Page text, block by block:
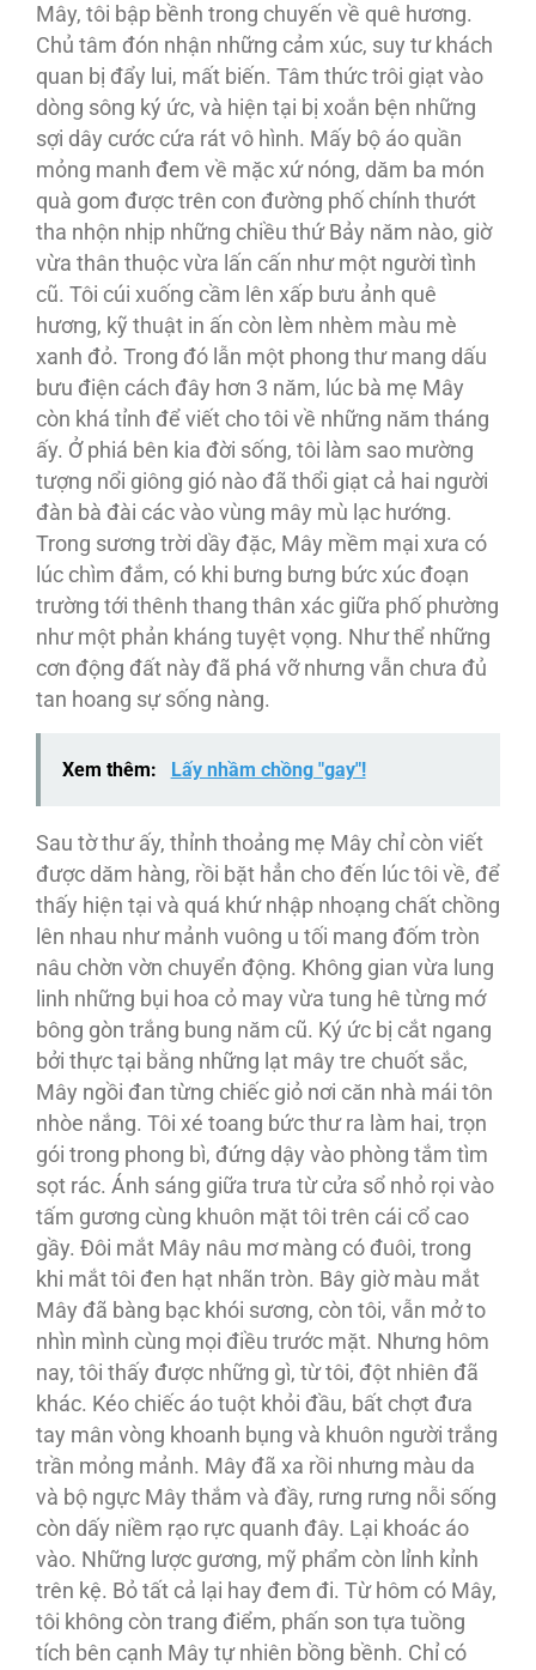
Mây, tôi bập bềnh trong chuyến về quê hương.
Chủ tâm đón nhận những cảm xúc, suy tư khách
quan bị đẩy lui, mất biến. Tâm thức trôi giạt vào
dòng sông ký ức, và hiện tại bị xoắn bện những
sợi dây cước cứa rát vô hình. Mấy bộ áo quần
mỏng manh đem về mặc xứ nóng, dăm ba món
quà gom được trên con đường phố chính thướt
tha nhộn nhịp những chiều thứ Bảy năm nào, giờ
vừa thân thuộc vừa lấn cấn như một người tình
cũ. Tôi cúi xuống cầm lên xấp bưu ảnh quê
hương, kỹ thuật in ấn còn lèm nhèm màu mè
xanh đỏ. Trong đó lẫn một phong thư mang dấu
bưu điện cách đây hơn 3 năm, lúc bà mẹ Mây
còn khá tỉnh để viết cho tôi về những năm tháng
ấy. Ở phiá bên kia đời sống, tôi làm sao mường
tượng nổi giông gió nào đã thổi giạt cả hai người
đàn bà đài các vào vùng mây mù lạc hướng.
Trong sương trời dầy đặc, Mây mềm mại xưa có
lúc chìm đắm, có khi bưng bưng bức xúc đoạn
trường tới thênh thang thân xác giữa phố phường
như một phản kháng tuyệt vọng. Như thể những
cơn động đất này đã phá vỡ nhưng vẫn chưa đủ
tan hoang sự sống nàng.
Xem thêm: Lấy nhầm chồng "gay"!
Sau tờ thư ấy, thỉnh thoảng mẹ Mây chỉ còn viết
được dăm hàng, rồi bặt hẳn cho đến lúc tôi về, để
thấy hiện tại và quá khứ nhập nhoạng chất chồng
lên nhau như mảnh vuông u tối mang đốm tròn
nâu chờn vờn chuyển động. Không gian vừa lung
linh những bụi hoa cỏ may vừa tung hê từng mớ
bông gòn trắng bung năm cũ. Ký ức bị cắt ngang
bởi thực tại bằng những lạt mây tre chuốt sắc,
Mây ngồi đan từng chiếc giỏ nơi căn nhà mái tôn
nhòe nắng. Tôi xé toang bức thư ra làm hai, trọn
gói trong phong bì, đứng dậy vào phòng tắm tìm
sọt rác. Ánh sáng giữa trưa từ cửa sổ nhỏ rọi vào
tấm gương cùng khuôn mặt tôi trên cái cổ cao
gầy. Đôi mắt Mây nâu mơ màng có đuôi, trong
khi mắt tôi đen hạt nhãn tròn. Bây giờ màu mắt
Mây đã bàng bạc khói sương, còn tôi, vẫn mở to
nhìn mình cùng mọi điều trước mặt. Nhưng hôm
nay, tôi thấy được những gì, từ tôi, đột nhiên đã
khác. Kéo chiếc áo tuột khỏi đầu, bất chợt đưa
tay mân vòng khoanh bụng và khuôn người trắng
trần mỏng mảnh. Mây đã xa rồi nhưng màu da
và bộ ngực Mây thắm và đầy, rưng rưng nỗi sống
còn dấy niềm rạo rực quanh đây. Lại khoác áo
vào. Những lược gương, mỹ phẩm còn lỉnh kỉnh
trên kệ. Bỏ tất cả lại hay đem đi. Từ hôm có Mây,
tôi không còn trang điểm, phấn son tựa tuồng
tích bên cạnh Mây tự nhiên bồng bềnh. Chỉ có